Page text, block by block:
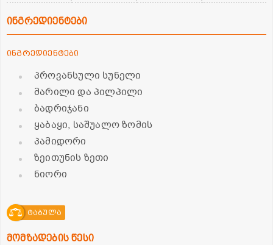
ინგრედიენტები
ინგრედიენტები
პროვანსული სუნელი
მარილი და პილპილი
ბადრიჯანი
ყაბაყი, საშუალო ზომის
პამიდორი
ზეითუნის ზეთი
ნიორი
ტაბულა
მომზადების წესი